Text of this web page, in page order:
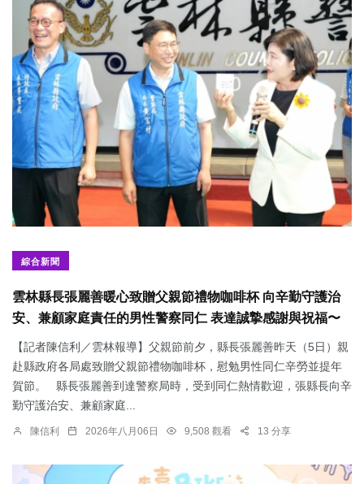
綜合新聞
雲林縣長張麗善暖心致贈父親節禮物咖啡杯 向辛勤守護治
安、兼顧家庭責任的男性警察同仁 表達誠摯感謝與祝福〜
【記者陳信利／雲林報導】父親節前夕，縣長張麗善昨天（5日）親
赴縣政府各局處致贈父親節禮物咖啡杯，慰勉男性同仁辛勞並提年
賀節。 縣長張麗善到達警察局時，受到同仁熱情歡迎，張縣長向辛
勤守護治安、兼顧家庭...
陳信利 2026年八月06日 9,508 觀看 13 分享